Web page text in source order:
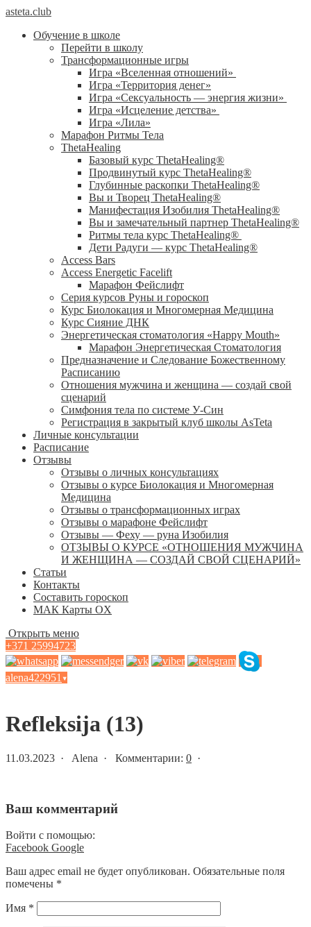
asteta.club
Обучение в школе
Перейти в школу
Трансформационные игры
Игра «Вселенная отношений»
Игра «Территория денег»
Игра «Сексуальность — энергия жизни»
Игра «Исцеление детства»
Игра «Лила»
Марафон Ритмы Тела
ThetaHealing
Базовый курс ThetaHealing®
Продвинутый курс ThetaHealing®
Глубинные раскопки ThetaHealing®
Вы и Творец ThetaHealing®
Манифестация Изобилия ThetaHealing®
Вы и замечательный партнер ThetaHealing®
Ритмы тела курс ThetaHealing®
Дети Радуги — курс ThetaHealing®
Access Bars
Access Energetic Facelift
Марафон Фейслифт
Серия курсов Руны и гороскоп
Курс Биолокация и Многомерная Медицина
Курс Сияние ДНК
Энергетическая стоматология «Happy Mouth»
Марафон Энергетическая Cтоматология
Предназначение и Следование Божественному
Расписанию
Отношения мужчина и женщина — создай свой
сценарий
Симфония тела по системе У-Син
Регистрация в закрытый клуб школы AsTeta
Личные консультации
Расписание
Отзывы
Отзывы о личных консультациях
Отзывы о курсе Биолокация и Многомерная
Медицина
Отзывы о трансформационных играх
Отзывы о марафоне Фейслифт
Отзывы — Феху — руна Изобилия
ОТЗЫВЫ О КУРСЕ «ОТНОШЕНИЯ МУЖЧИНА
И ЖЕНЩИНА — СОЗДАЙ СВОЙ СЦЕНАРИЙ»
Статьи
Контакты
Составить гороскоп
МАК Карты OХ
Открыть меню
+371 25994723
alena422951 ▾
Refleksija (13)
11.03.2023 · Alena · Комментарии: 0 ·
Ваш комментарий
Войти с помощью:
Facebook Google
Ваш адрес email не будет опубликован. Обязательные поля
помечены *
Имя *